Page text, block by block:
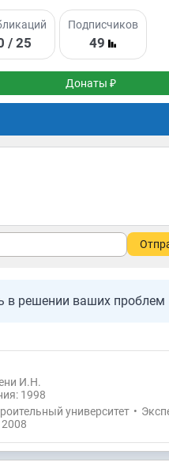
/ 25
Подписчиков
49
Донаты ₽
решении ваших проблем
И.Н.
1998
университет •